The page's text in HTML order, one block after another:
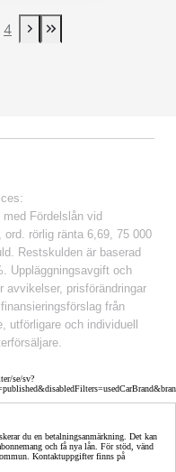
4
Next page
Last Page
Fördelslån vid
rörlig ränta 6,69, 75 000
Restskulden är baserad
Uppläggningsavgift och
avvikelser, prisförändringar
från
utförligare och individuell
se/sv?
du en betalningsanmärkning. Det kan
och få nya lån. För stöd, vänd
Kontaktuppgifter finns på